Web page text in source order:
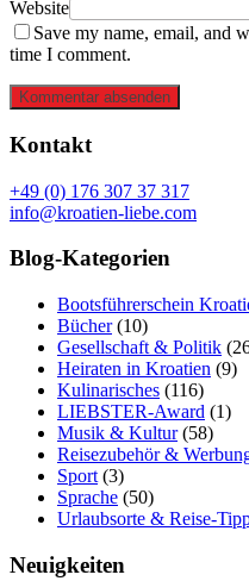
Website
Save my name, email, and
time I comment.
Kommentar absenden
Kontakt
+49 (0) 176 307 37 317
info@kroatien-liebe.com
Blog-Kategorien
Bootsführerschein
Bücher(10)
Gesellschaft & Politik
Heiraten in Kroatien (9)
Kulinarisches (116)
LIEBSTER-Award (1)
Musik & Kultur(58)
Reisezubehör &
Sport (3)
Sprache (50)
Urlaubsorte & Reise-
Neuigkeiten